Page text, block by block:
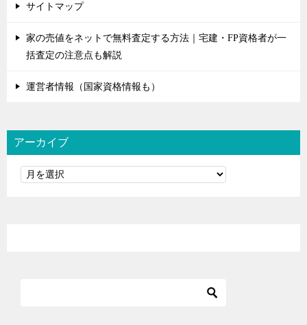
サイトマップ
家の売値をネットで無料査定する方法｜宅建・FP資格者が一
括査定の注意点も解説
運営者情報（国家資格情報も）
アーカイブ